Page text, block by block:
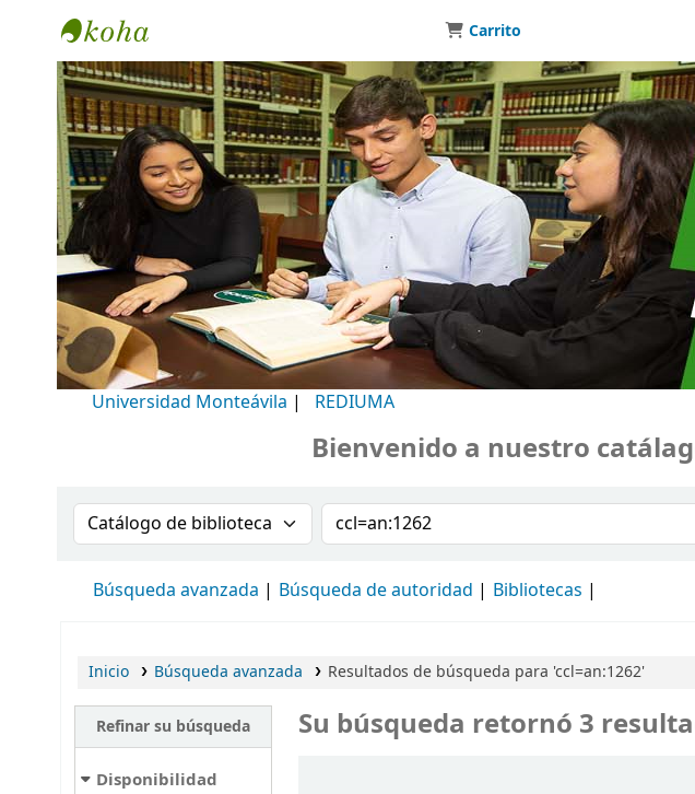
Biblioteca Universidad Monteávila
Carrito
Universidad Monteávila | REDIUMA
Bienvenido a nuestro
Buscar en el catálogo por:Buscar en el catálogo
Búsqueda avanzada Búsqueda de autoridad Bibliotecas
Inicio Búsqueda avanzada Resultados de búsqueda para 'ccl=an:1262'
Refinar su búsqueda
Disponibilidad
Su búsqueda retornó 3